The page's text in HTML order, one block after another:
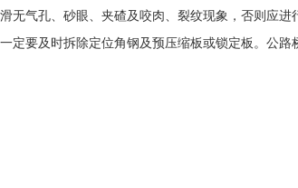
气孔、砂眼、夹碴及咬肉、裂纹现象，否则应进
定要及时拆除定位角钢及预压缩板或锁定板。公路